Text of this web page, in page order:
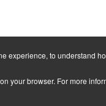
experience, to understand
your browser. For more